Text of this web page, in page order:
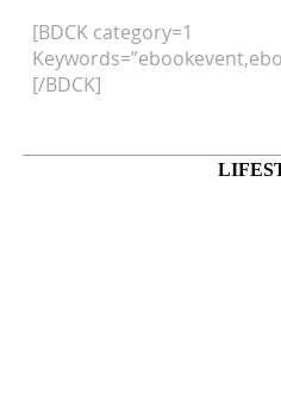
[BDCK category=1
[/BDCK]